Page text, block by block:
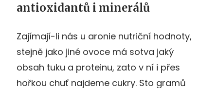
antioxidantů i minerálů
Zajímají-li nás u aronie nutriční hodnoty,
stejně jako jiné ovoce má sotva jaký
obsah tuku a proteinu, zato v ní i přes
hořkou chuť najdeme cukry. Sto gramů